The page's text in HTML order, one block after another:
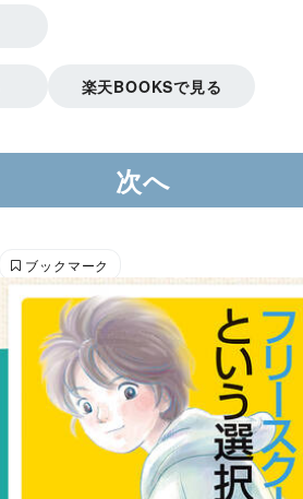
楽天BOOKSで見る
次へ
ブックマーク